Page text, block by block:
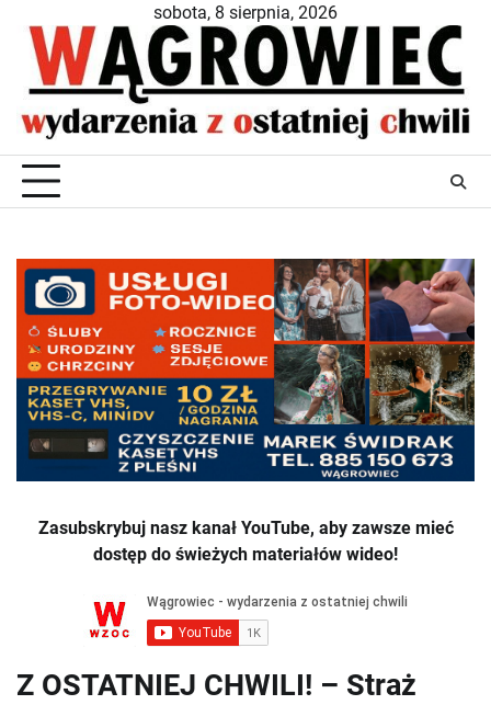
content
sobota, 8 sierpnia, 2026
Zasubskrybuj nasz kanał YouTube, aby zawsze mieć
dostęp do świeżych materiałów wideo!
Z OSTATNIEJ CHWILI! – Straż